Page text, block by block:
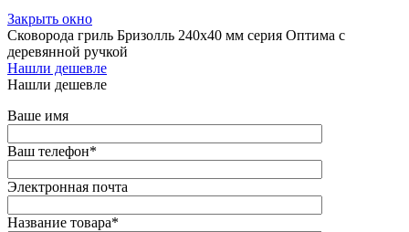
Закрыть окно
Сковорода гриль Бризолль 240x40 мм серия Оптима c
деревянной ручкой
Нашли дешевле
Нашли дешевле
Ваше имя
Ваш телефон*
Электронная почта
Название товара*